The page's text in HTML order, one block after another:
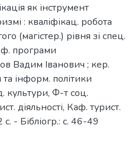
як інструмент
: кваліфікац. робота
(магістер.) рівня зі спец.
програми
Вадим Іванович ; кер.
інформ. політики
культури, Ф-т соц.
діяльності, Каф. турист.
- Бібліогр.: с. 46-49